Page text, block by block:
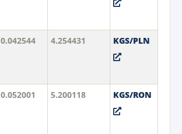
0.042544 4.254431 KGS/PLN
0.052001 5.200118 KGS/RON